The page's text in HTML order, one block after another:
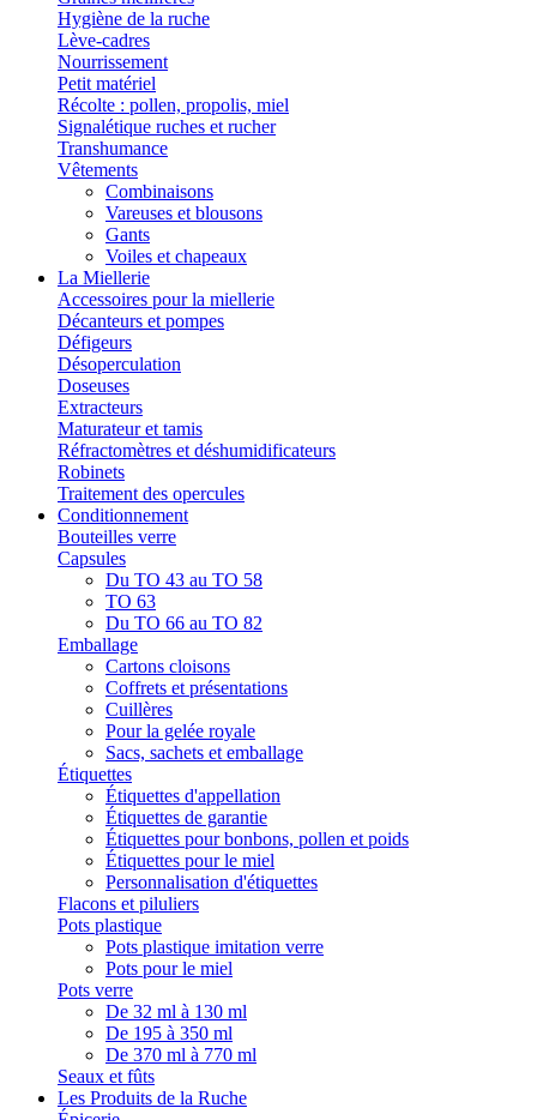
Hygiène de la ruche
Lève-cadres
Nourrissement
Petit matériel
Récolte : pollen, propolis, miel
Signalétique ruches et rucher
Transhumance
Vêtements
Combinaisons
Vareuses et blousons
Gants
Voiles et chapeaux
La Miellerie
Accessoires pour la miellerie
Décanteurs et pompes
Défigeurs
Désoperculation
Doseuses
Extracteurs
Maturateur et tamis
Réfractomètres et déshumidificateurs
Robinets
Traitement des opercules
Conditionnement
Bouteilles verre
Capsules
Du TO 43 au TO 58
TO 63
Du TO 66 au TO 82
Emballage
Cartons cloisons
Coffrets et présentations
Cuillères
Pour la gelée royale
Sacs, sachets et emballage
Étiquettes
Étiquettes d'appellation
Étiquettes de garantie
Étiquettes pour bonbons, pollen et poids
Étiquettes pour le miel
Personnalisation d'étiquettes
Flacons et piluliers
Pots plastique
Pots plastique imitation verre
Pots pour le miel
Pots verre
De 32 ml à 130 ml
De 195 à 350 ml
De 370 ml à 770 ml
Seaux et fûts
Les Produits de la Ruche